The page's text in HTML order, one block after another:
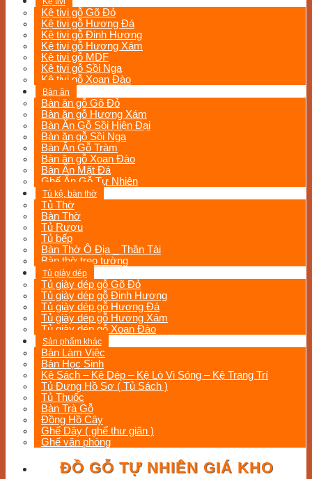
Kệ tivi gỗ Gõ Đỏ
Kệ tivi gỗ Hương Đá
Kệ tivi gỗ Đinh Hương
Kệ tivi gỗ Hương Xám
Kệ tivi gỗ MDF
Kệ tivi gỗ Sồi Nga
Kệ tivi gỗ Xoan Đào
Bàn ăn
Bàn ăn gỗ Gõ Đỏ
Bàn ăn gỗ Hương Xám
Bàn Ăn Gỗ Sồi Hiện Đại
Bàn ăn gỗ Sồi Nga
Bàn Ăn Gỗ Tràm
Bàn ăn gỗ Xoan Đào
Bàn Ăn Mặt Đá
Ghế Ăn Gỗ Tự Nhiên
Tủ kệ, bàn thờ
Tủ Thờ
Bàn Thờ
Tủ Rượu
Tủ bếp
Bàn Thờ Ô Địa _ Thần Tài
Bàn thờ treo tường
Tủ giày dép
Tủ giày dép gỗ Gõ Đỏ
Tủ giày dép gỗ Đinh Hương
Tủ giày dép gỗ Hương Đá
Tủ giày dép gỗ Hương Xám
Tủ giày dép gỗ Xoan Đào
Sản phẩm khác
Bàn Làm Việc
Bàn Học Sinh
Kệ Sách – Kệ Dép – Kệ Lò Vi Sóng – Kệ Trang Trí
Tủ Đựng Hồ Sơ ( Tủ Sách )
Tủ Thuốc
Bàn Trà Gỗ
Đồng Hồ Cây
Ghế Dây ( ghế thư giãn )
Ghế văn phòng
ĐỒ GỖ TỰ NHIÊN GIÁ KHO